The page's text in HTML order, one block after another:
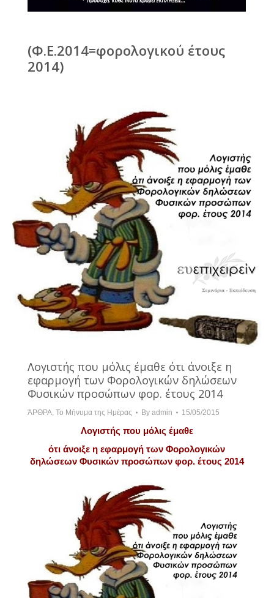
(Φ.Ε.2014=φορολογικού έτους
2014)
Λογιστής που μόλις έμαθε ότι άνοιξε η
εφαρμογή των Φορολογικών δηλώσεων
Φυσικών προσώπων φορ. έτους 2014
ΆΡΘΡΑ, Το Μήνυμα της Ημέρας By admin 15/05/2015
Λογιστής που μόλις έμαθε
ότι άνοιξε η εφαρμογή των Φορολογικών
δηλώσεων Φυσικών προσώπων φορ. έτους 2014